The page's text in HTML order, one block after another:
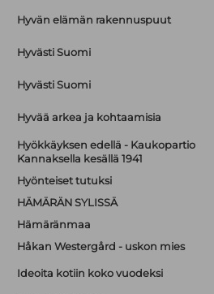
Hyvän elämän rakennuspuut
Hyvästi Suomi
Hyvästi Suomi
Hyvää arkea ja kohtaamisia
Hyökkäyksen edellä - Kaukopartio
Kannaksella kesällä 1941
Hyönteiset tutuksi
HÄMÄRÄN SYLISSÄ
Hämäränmaa
Håkan Westergård - uskon mies
Ideoita kotiin koko vuodeksi